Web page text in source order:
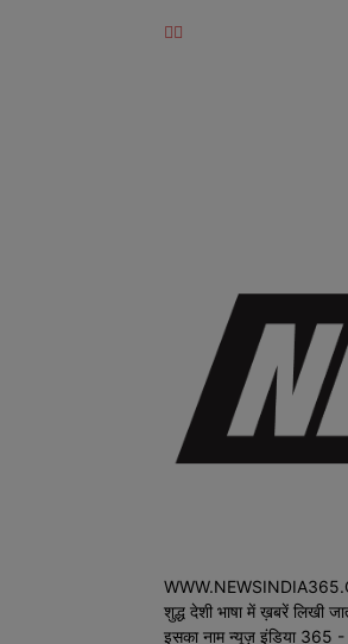
शुद्ध देशी भाषा में ख़बरें लिखी
इसका नाम न्यूज़ इंडिया 365 -